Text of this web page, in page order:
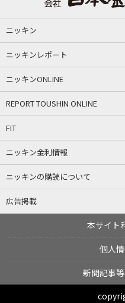
ニッキン
ニッキンレポート
ニッキンONLINE
REPORT TOUSHIN ONLINE
FIT
ニッキン金利情報
ニッキンの購読について
広告掲載
本サイト
個人
新聞記事